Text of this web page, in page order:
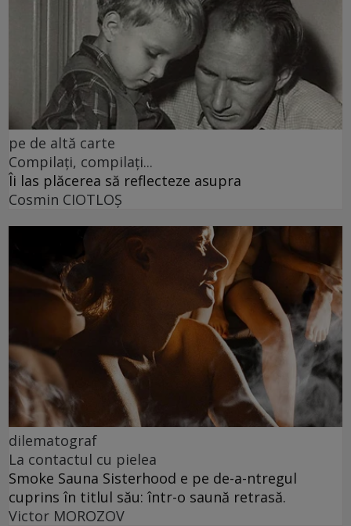
pe de altă carte
Compilați, compilați...
Îi las plăcerea să reflecteze asupra
Cosmin CIOTLOŞ
dilematograf
La contactul cu pielea
Smoke Sauna Sisterhood e pe de-a-ntregul
cuprins în titlul său: într-o saună retrasă.
Victor MOROZOV